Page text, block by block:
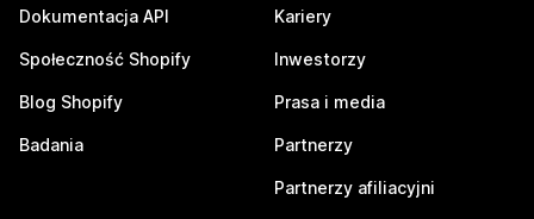
Dokumentacja API
Społeczność Shopify
Blog Shopify
Badania
Kariery
Inwestorzy
Prasa i media
Partnerzy
Partnerzy afiliacyjni